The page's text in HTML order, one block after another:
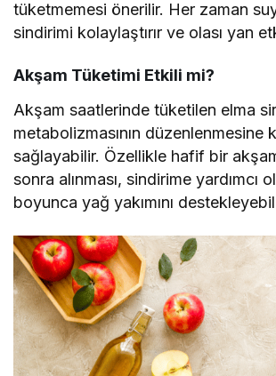
tüketmemesi önerilir. Her zaman
sindirimi kolaylaştırır ve olası yan
Akşam Tüketimi Etkili mi?
Akşam saatlerinde tüketilen elma
metabolizmasının düzenlenmesine
sağlayabilir. Özellikle hafif bir
sonra alınması, sindirime yardımcı
boyunca yağ yakımını